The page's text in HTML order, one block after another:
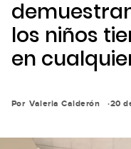
la
navegación
principal
los niños
en
Por Valeria Calderón 20